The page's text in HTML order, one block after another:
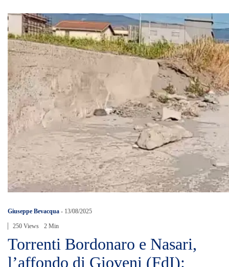
Giuseppe Bevacqua - 13/08/2025
250 Views 2 Min
Torrenti Bordonaro e Nasari,
l’affondo di Gioveni (FdI):